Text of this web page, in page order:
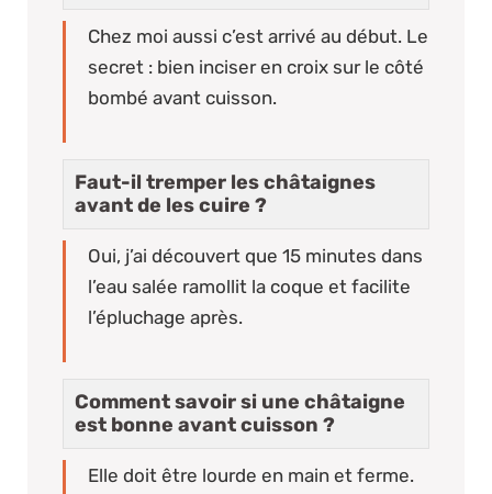
Chez moi aussi c’est arrivé au début. Le
secret : bien inciser en croix sur le côté
bombé avant cuisson.
Faut-il tremper les châtaignes
avant de les cuire ?
Oui, j’ai découvert que 15 minutes dans
l’eau salée ramollit la coque et facilite
l’épluchage après.
Comment savoir si une châtaigne
est bonne avant cuisson ?
Elle doit être lourde en main et ferme.